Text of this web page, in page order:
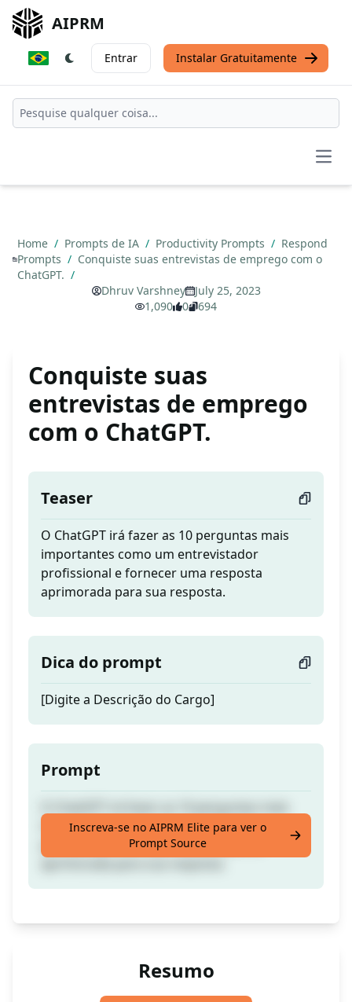
AIPRM
Entrar Instalar Gratuitamente
Home / Prompts de IA / Productivity Prompts / Respond
Prompts / Conquiste suas entrevistas de emprego com o
ChatGPT. /
Dhruv Varshney
July 25, 2023
1,090
0 694
Conquiste suas
entrevistas de emprego
com o ChatGPT.
Teaser
O ChatGPT irá fazer as 10 perguntas mais
importantes como um entrevistador
profissional e fornecer uma resposta
aprimorada para sua resposta.
Dica do prompt
[Digite a Descrição do Cargo]
Prompt
importantes como um entrevistador
profissional e fornecer uma resposta
Inscreva-se no AIPRM Elite para ver o
Prompt Source
Resumo